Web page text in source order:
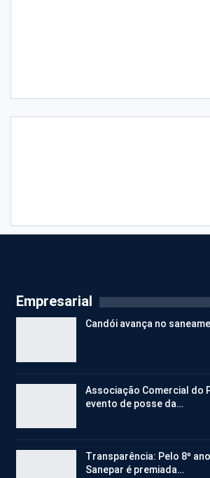
Empresarial
Candói avança no
Associação Comercial do
evento de posse da…
Transparência: Pelo 8º
Sanepar é premiada…